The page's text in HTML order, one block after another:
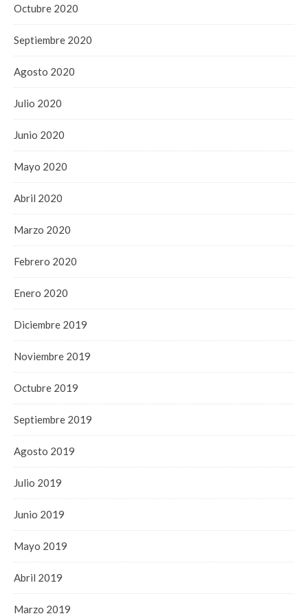
Octubre 2020
Septiembre 2020
Agosto 2020
Julio 2020
Junio 2020
Mayo 2020
Abril 2020
Marzo 2020
Febrero 2020
Enero 2020
Diciembre 2019
Noviembre 2019
Octubre 2019
Septiembre 2019
Agosto 2019
Julio 2019
Junio 2019
Mayo 2019
Abril 2019
Marzo 2019